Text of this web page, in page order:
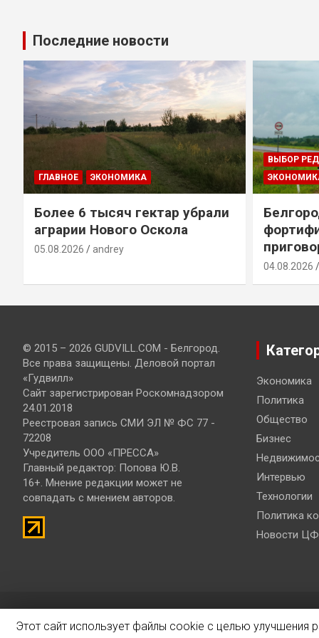
Последние новости
ГЛАВНОЕ ЭКОНОМИКА
Более 6 тысяч гектар убрали
аграрии Нового Оскола
05.08.2026 andrey
ВЫБОР
04.08.2026
© 2015 – 2026 GUDVILL.COM - Белгород.
Все права защищены. Деловой портал
«Гудвилл»
Сайт зарегистрирован Роскомнадзором
24.01.2018
Реестровая запись СМИ ЭЛ № ФС 77 -
72208
Учредитель ООО «ПРЕССА»
Главный редактор: Попова Ю.В.
16+. Мнение редакции может не
совпадать с мнением авторов.
Экономика
Политика
Общество
Бизнес
Интервью
Технологии
Политика
Новости
Этот сайт использует файлы cookie с целью